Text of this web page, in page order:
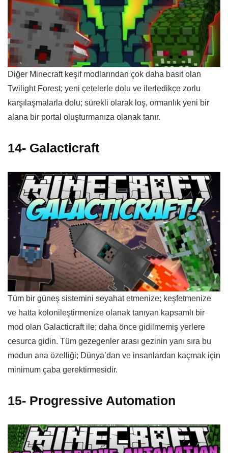
Diğer Minecraft keşif modlarından çok daha basit olan
Twilight Forest; yeni çetelerle dolu ve ilerledikçe zorlu
karşılaşmalarla dolu; sürekli olarak loş, ormanlık yeni bir
alana bir portal oluşturmanıza olanak tanır.
14- Galacticraft
Tüm bir güneş sistemini seyahat etmenize; keşfetmenize
ve hatta kolonileştirmenize olanak tanıyan kapsamlı bir
mod olan Galacticraft ile; daha önce gidilmemiş yerlere
cesurca gidin. Tüm gezegenler arası gezinin yanı sıra bu
modun ana özelliği; Dünya’dan ve insanlardan kaçmak için
minimum çaba gerektirmesidir.
15- Progressive Automation